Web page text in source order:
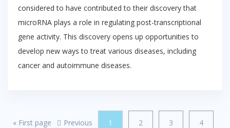
considered to have contributed to their discovery that
microRNA plays a role in regulating post-transcriptional
gene activity. This discovery opens up opportunities to
develop new ways to treat various diseases, including
cancer and autoimmune diseases.
« First page Previous 1 2 3 4